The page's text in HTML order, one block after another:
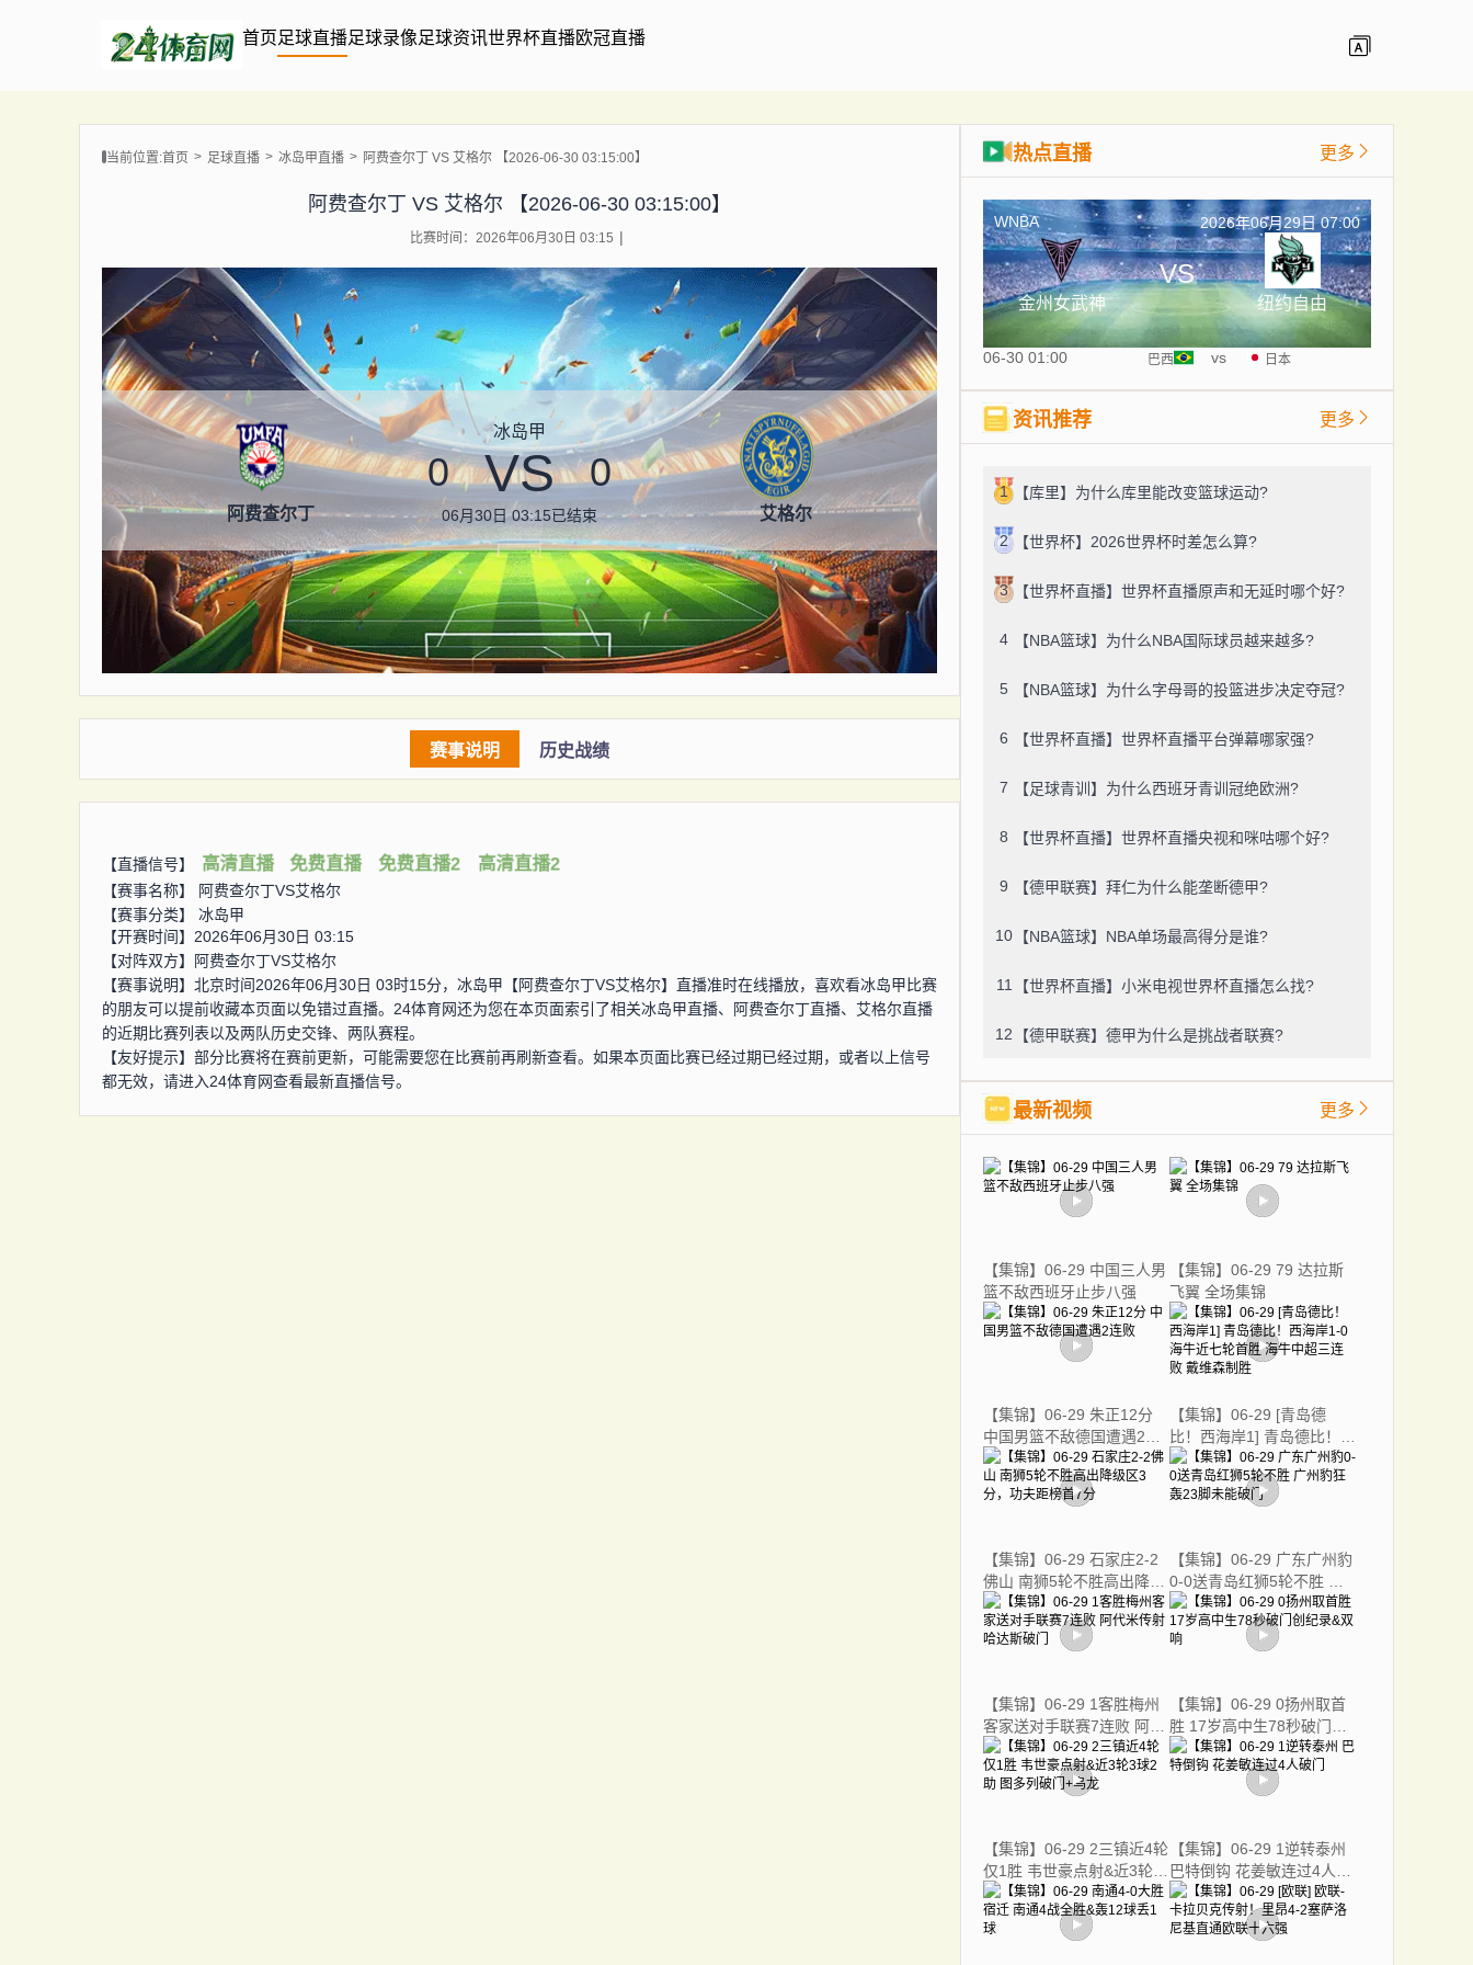
首页足球直播足球录像足球资讯世界杯直播欧冠直播
当前位置:首页 足球直播 冰岛甲直播 阿费查尔丁 VS 艾格尔 【2026-06-30 03:15:00】
阿费查尔丁 VS 艾格尔 【2026-06-30 03:15:00】
比赛时间：2026年06月30日 03:15
阿费查尔丁
冰岛甲
0 VS 0
06月30日 03:15已结束 艾格尔
赛事说明 历史战绩
【直播信号】 高清直播 免费直播 免费直播2 高清直播2
【赛事名称】
阿费查尔丁VS艾格尔
【赛事分类】 冰岛甲
【开赛时间】2026年06月30日 03:15
【对阵双方】
阿费查尔丁VS艾格尔
【赛事说明】北京时间2026年06月30日 03时15分，冰岛甲【阿费查尔丁VS艾格尔】直播准时在线播放，喜欢看冰岛甲比赛
的朋友可以提前收藏本页面以免错过直播。24体育网还为您在本页面索引了相关冰岛甲直播、阿费查尔丁直播、艾格尔直播
的近期比赛列表以及两队历史交锋、两队赛程。
【友好提示】部分比赛将在赛前更新，可能需要您在比赛前再刷新查看。如果本页面比赛已经过期已经过期，或者以上信号
都无效，请进入24体育网查看最新直播信号。
热点直播 更多
WNBA 2026年06月29日 07:00
金州女武神
VS
纽约自由
06-30 01:00 巴西 vs 日本
资讯推荐 更多
1 【库里】为什么库里能改变篮球运动?
2 【世界杯】2026世界杯时差怎么算?
3 【世界杯直播】世界杯直播原声和无延时哪个好?
4 【NBA篮球】为什么NBA国际球员越来越多?
5 【NBA篮球】为什么字母哥的投篮进步决定夺冠?
6 【世界杯直播】世界杯直播平台弹幕哪家强?
7 【足球青训】为什么西班牙青训冠绝欧洲?
8 【世界杯直播】世界杯直播央视和咪咕哪个好?
9 【德甲联赛】拜仁为什么能垄断德甲?
10 【NBA篮球】NBA单场最高得分是谁?
11 【世界杯直播】小米电视世界杯直播怎么找?
12 【德甲联赛】德甲为什么是挑战者联赛?
最新视频 更多
【集锦】06-29 中国三人男
篮不敌西班牙止步八强
【集锦】06-29 79 达拉斯
飞翼 全场集锦
【集锦】06-29 朱正12分
中国男篮不敌德国遭遇2连
败
【集锦】06-29 [青岛德
比！西海岸1] 青岛德比！西
海岸1-0海牛近七轮首胜 海
牛中超三连败 戴维森制胜
【集锦】06-29 石家庄2-2
佛山 南狮5轮不胜高出降级
区3分，功夫距榜首7分
【集锦】06-29 广东广州豹
0-0送青岛红狮5轮不胜 广
州豹狂轰23脚未能破门
【集锦】06-29 1客胜梅州
客家送对手联赛7连败 阿代
米传射哈达斯破门
【集锦】06-29 0扬州取首
胜 17岁高中生78秒破门创
纪录&双响
【集锦】06-29 2三镇近4轮
仅1胜 韦世豪点射&近3轮3
球2助 图多列破门+乌龙
【集锦】06-29 1逆转泰州
巴特倒钩 花姜敏连过4人破
门